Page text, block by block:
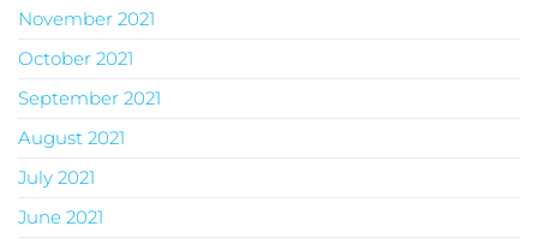
November 2021
October 2021
September 2021
August 2021
July 2021
June 2021